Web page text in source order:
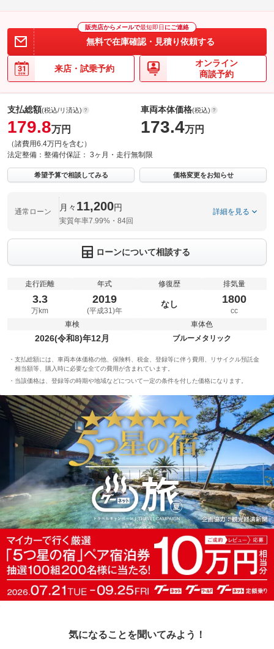
販売店からメールで最短即日 にご連絡
無料で在庫確認・見積り依頼する
来店・試乗予約
オンライン
商談予約
支払総額(税込/リ済込)
179.8万円
（諸費用6.4万円を含む）
車両本体価格(税込)
173.4万円
法定整備： 整備付保証： 3ヶ月・走行無制限
希望予算で相談してみる 価格変更をお知らせ
通常ローン 月々 11,200円
実質年率7.99%・84回
詳細を見る
ローンについて相談する
走行距離
3.3
万km
年式
2019
(平成31)年
修復歴
なし
排気量
1800
cc
車検
2026(令和8)年12月
車体色
ブルーメタリック
支払総額には、車両本体価格の他、保険料、税金、登録等に伴う費用、リサイクル預託金
相当額等、購入時に必要な全ての費用が含まれています。
当該価格は、登録等の時期や地域などについて一定の条件を付した価格になります。
気になることを聞いてみよう！